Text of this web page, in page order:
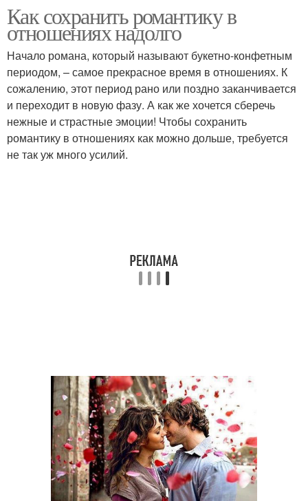
Как сохранить романтику в
отношениях надолго
Начало романа, который называют букетно-конфетным
периодом, – самое прекрасное время в отношениях. К
сожалению, этот период рано или поздно заканчивается
и переходит в новую фазу. А как же хочется сберечь
нежные и страстные эмоции! Чтобы сохранить
романтику в отношениях как можно дольше, требуется
не так уж много усилий.